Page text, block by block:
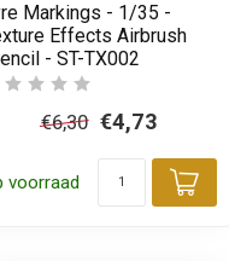
aan
Markings - 1/35 -
Effects Airbrush
- ST-TX002
€6,30 €4,73
voorraad